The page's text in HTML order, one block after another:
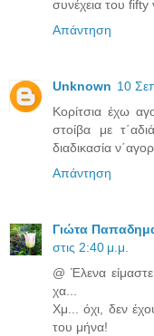
συνέχεια του fifty
Απάντηση
Unknown 10
Κορίτσια έχω
στοίβα με
διαδικασία
Απάντηση
Γιώτα
στις 2:40 μ.μ.
@ Έλενα
χα...
Χμ... όχι, δεν
του μήνα!